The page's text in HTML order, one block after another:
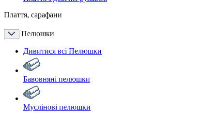
Плаття, сарафани
Пелюшки
Дивитися всі Пелюшки
Бавовняні пелюшки
Муслінові пелюшки